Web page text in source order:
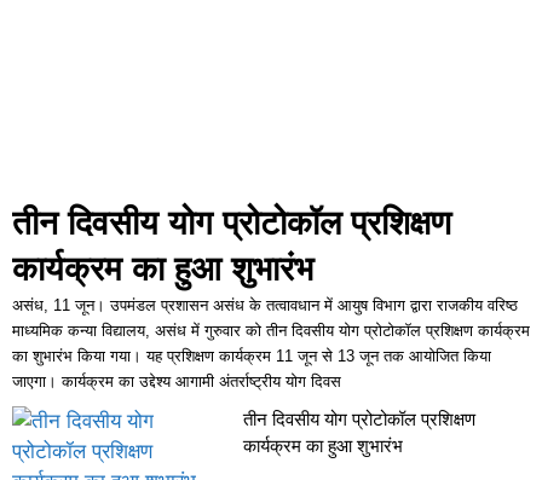
एसडीएम सुमित सिहाग ने पीएम श्री रा.
वरि. मा.विद्यालय असन्ध का किया मिड डे मील
का निरीक्षण, लिया व्यवस्थाओं का जायजा
महाराणा प्रताप जयंती पर मानवता का
महादान- 21 ने किया रक्तदान
तीन दिवसीय योग प्रोटोकॉल प्रशिक्षण
कार्यक्रम का हुआ शुभारंभ
असंध, 11 जून। उपमंडल प्रशासन असंध के तत्वावधान में आयुष विभाग द्वारा राजकीय वरिष्ठ
माध्यमिक कन्या विद्यालय, असंध में गुरुवार को तीन दिवसीय योग प्रोटोकॉल प्रशिक्षण कार्यक्रम
का शुभारंभ किया गया। यह प्रशिक्षण कार्यक्रम 11 जून से 13 जून तक आयोजित किया
जाएगा। कार्यक्रम का उद्देश्य आगामी अंतर्राष्ट्रीय योग दिवस
तीन दिवसीय योग प्रोटोकॉल प्रशिक्षण
कार्यक्रम का हुआ शुभारंभ